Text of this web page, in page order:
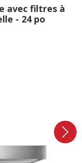
avec filtres à
- 24 po